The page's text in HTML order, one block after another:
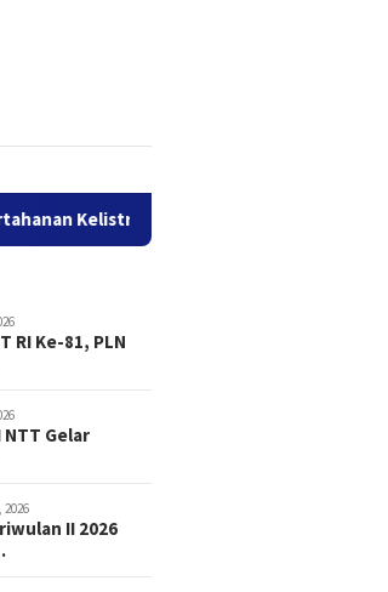
Kelistrikan Canggih di GI Bolok Kupang
RI Ke-81, PLN
Gelar
2026
II 2026